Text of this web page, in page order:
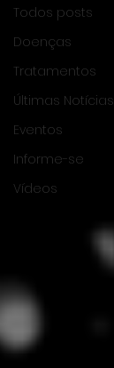
Todos posts
Doenças
Tratamentos
Últimas Notícias
Eventos
Informe-se
Vídeos